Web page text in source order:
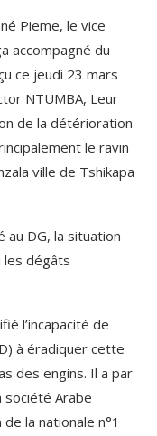
Pieme, le vice
accompagné du
ce jeudi 23 mars
NTUMBA, Leur
de la détérioration
le ravin
ville de Tshikapa
au DG, la situation
les dégâts
l’incapacité de
à éradiquer cette
des engins. Il a par
société Arabe
la nationale n°1